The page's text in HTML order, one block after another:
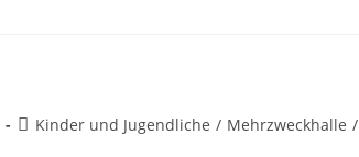
Kinder und Jugendliche / Mehrzweckhalle /